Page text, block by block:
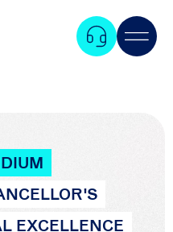
EXCELLENCE